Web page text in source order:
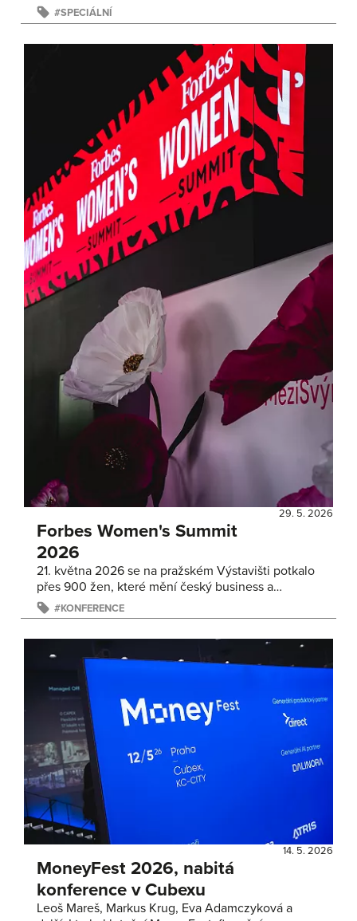
SPECIÁLNÍ
29. 5. 2026
Forbes Women's Summit
2026
21. května 2026 se na pražském Výstavišti potkalo
přes 900 žen, které mění český business a…
KONFERENCE
14. 5. 2026
MoneyFest 2026, nabitá
konference v Cubexu
Leoš Mareš, Markus Krug, Eva Adamczyková a